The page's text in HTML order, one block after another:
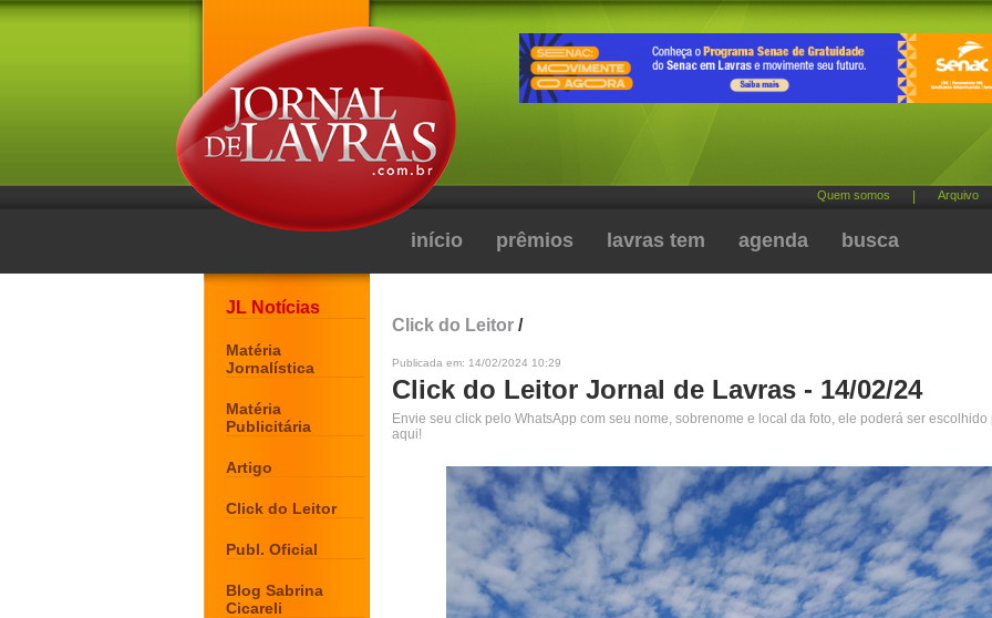
Quem somos Arquivo
início prêmios lavras tem agenda busca
JL Notícias
Matéria
Jornalística
Matéria
Publicitária
Artigo
Click do Leitor
Publ. Oficial
Blog Sabrina
Cicareli
Click do Leitor /
Publicada em: 14/02/2024 10:29
Click do Leitor Jornal de Lavras - 14/02/24
Envie seu click pelo WhatsApp com seu nome, sobrenome e local da foto, ele poderá ser escolhido
aqui!